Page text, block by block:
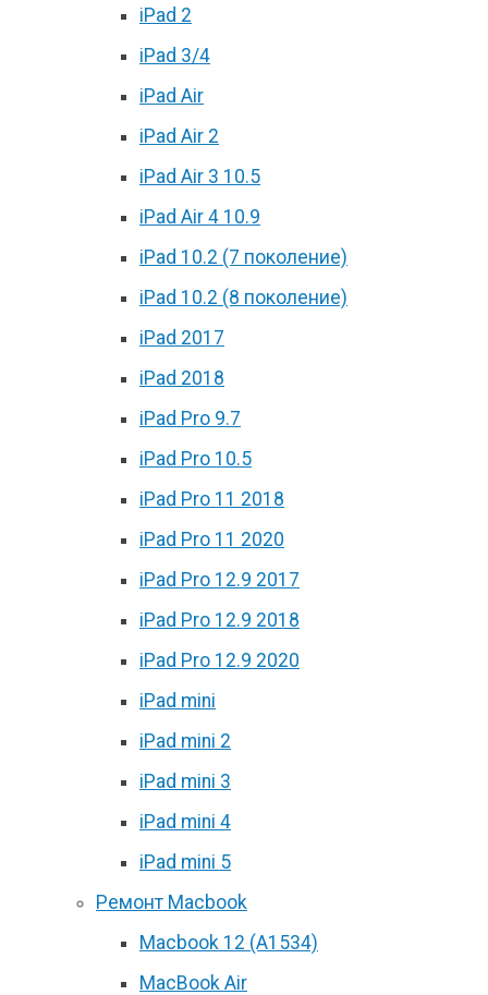
iPad 2
iPad 3/4
iPad Air
iPad Air 2
iPad Air 3 10.5
iPad Air 4 10.9
iPad 10.2 (7 поколение)
iPad 10.2 (8 поколение)
iPad 2017
iPad 2018
iPad Pro 9.7
iPad Pro 10.5
iPad Pro 11 2018
iPad Pro 11 2020
iPad Pro 12.9 2017
iPad Pro 12.9 2018
iPad Pro 12.9 2020
iPad mini
iPad mini 2
iPad mini 3
iPad mini 4
iPad mini 5
Ремонт Macbook
Macbook 12 (А1534)
MacBook Air